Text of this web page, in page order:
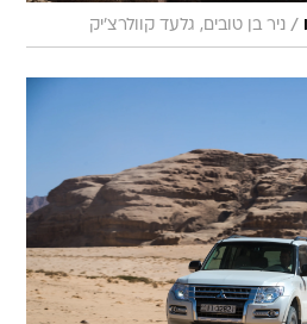
/ ניר בן טובים, גלעד קוולרצ'יק